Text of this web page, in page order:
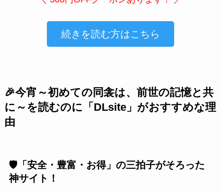
続きを読む方はこちら
🎉今宵～初めての同衾は、前世の記憶と共
に～を読むのに「DLsite」がおすすめな理
由
🛡️「安全・豊富・お得」の三拍子がそろった
神サイト！